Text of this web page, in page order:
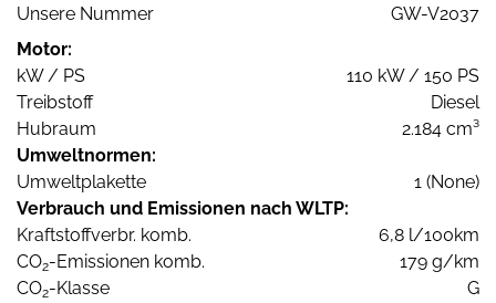
Unsere Nummer
GW-V2037
Motor:
kW / PS
110 kW / 150 PS
Treibstoff
Diesel
Hubraum
2.184 cm³
Umweltnormen:
Umweltplakette
1 (None)
Verbrauch und Emissionen nach WLTP:
Kraftstoffverbr. komb.
6,8 l/100km
CO2-Emissionen komb.
179 g/km
CO2-Klasse G